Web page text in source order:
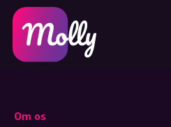
Hudpleje
Hårpleje
Del rabatkode
Funktioner
Job
Platform
Molly til iPhone og iPad
DK
Om os